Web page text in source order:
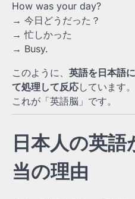
How was your day?
→ 今日どうだった？
→ 忙しかった
→ Busy.
このように、 英語を日本語
て処理して反応しています。
これが「英語脳」です。
日本人の英
当の理由